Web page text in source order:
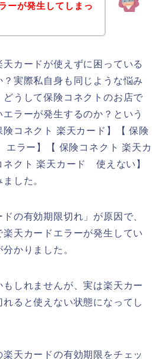
ーが発生してしまっ
カードが使えずに困っている
実際私自身も同じような悩み
どうして保険コネクトのお店で
ラーが発生するのか？という
コネクト 楽天カード】【 保険
ラー】【 保険コネクト 楽天カ
クト 楽天カード 使えない】
した。
の有効期限切れ」が原因で、
天カードエラーが発生してい
かりました。
しれませんが、実は楽天カー
れると使えない状態になってし
天カードの有効期限をチェッ